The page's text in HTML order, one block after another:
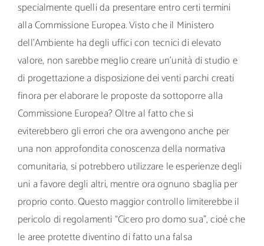
specialmente quelli da presentare entro certi termini
alla Commissione Europea. Visto che il Ministero
dell’Ambiente ha degli uffici con tecnici di elevato
valore, non sarebbe meglio creare un’unità di studio e
di progettazione a disposizione dei venti parchi creati
finora per elaborare le proposte da sottoporre alla
Commissione Europea? Oltre al fatto che si
eviterebbero gli errori che ora avvengono anche per
una non approfondita conoscenza della normativa
comunitaria, si potrebbero utilizzare le esperienze degli
uni a favore degli altri, mentre ora ognuno sbaglia per
proprio conto. Questo maggior controllo limiterebbe il
pericolo di regolamenti “Cicero pro domo sua”, cioé che
le aree protette diventino di fatto una falsa